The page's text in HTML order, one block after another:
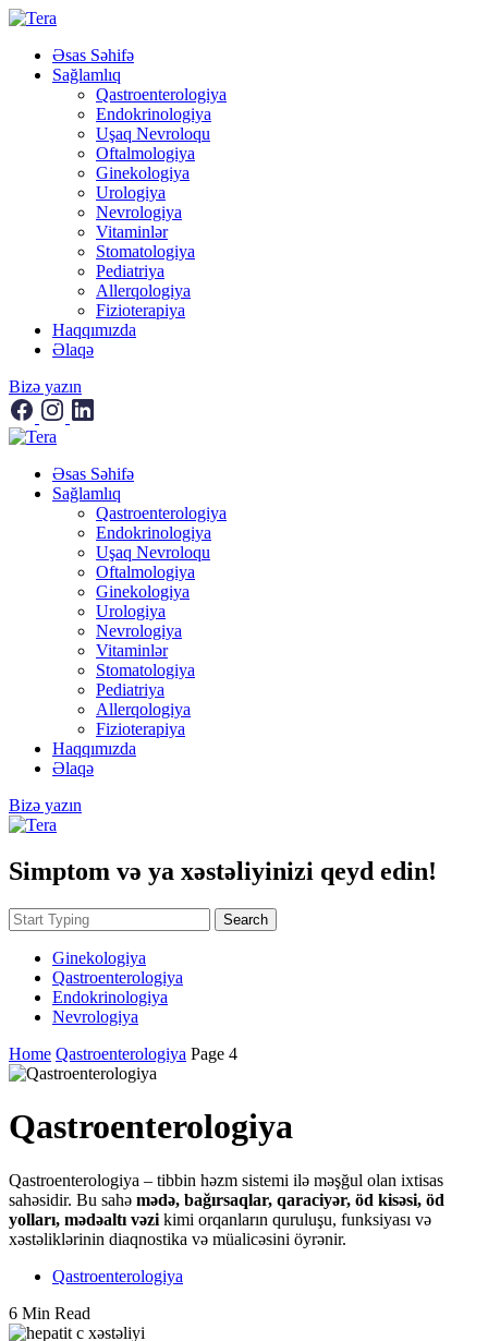
Əsas Səhifə
Sağlamlıq
Qastroenterologiya
Endokrinologiya
Uşaq Nevroloqu
Oftalmologiya
Ginekologiya
Urologiya
Nevrologiya
Vitaminlər
Stomatologiya
Pediatriya
Allerqologiya
Fizioterapiya
Haqqımızda
Əlaqə
Bizə yazın
Əsas Səhifə
Sağlamlıq
Qastroenterologiya
Endokrinologiya
Uşaq Nevroloqu
Oftalmologiya
Ginekologiya
Urologiya
Nevrologiya
Vitaminlər
Stomatologiya
Pediatriya
Allerqologiya
Fizioterapiya
Haqqımızda
Əlaqə
Bizə yazın
Simptom və ya xəstəliyinizi qeyd edin!
Search
Ginekologiya
Qastroenterologiya
Endokrinologiya
Nevrologiya
Home Qastroenterologiya Page 4
Qastroenterologiya
Qastroenterologiya – tibbin həzm sistemi ilə məşğul olan ixtisas
sahəsidir. Bu sahə mədə, bağırsaqlar, qaraciyər, öd kisəsi, öd
yolları, mədəaltı vəzi kimi orqanların quruluşu, funksiyası və
xəstəliklərinin diaqnostika və müalicəsini öyrənir.
Qastroenterologiya
6 Min Read